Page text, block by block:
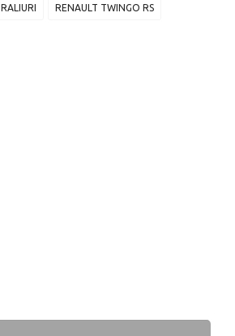
RALIURI RENAULT TWINGO RS